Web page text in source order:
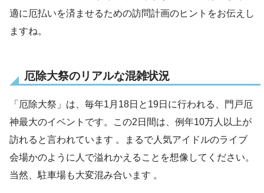
適に厄払いを済ませるための訪問計画のヒントをお伝えし
ますね。
厄除大祭のリアルな混雑状況
「厄除大祭」は、毎年1月18日と19日に行われる、門戸厄
神最大のイベントです。この2日間は、例年10万人以上が
訪れると言われています 。まるで人気アイドルのライブ
会場かのように人で溢れかえることを想像してください。
当然、駐車場も大変混み合います 。